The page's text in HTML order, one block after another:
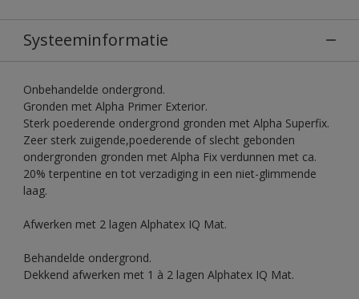
Systeeminformatie
Onbehandelde ondergrond.
Gronden met Alpha Primer Exterior.
Sterk poederende ondergrond gronden met Alpha Superfix.
Zeer sterk zuigende,poederende of slecht gebonden
ondergronden gronden met Alpha Fix verdunnen met ca.
20% terpentine en tot verzadiging in een niet-glimmende
laag.
Afwerken met 2 lagen Alphatex IQ Mat.
Behandelde ondergrond.
Dekkend afwerken met 1 à 2 lagen Alphatex IQ Mat.